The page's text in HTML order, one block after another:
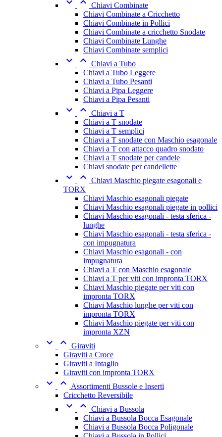
Chiavi Combinate
Chiavi Combinate a Cricchetto
Chiavi Combinate in Pollici
Chiavi Combinate a cricchetto Snodate
Chiavi Combinate Lunghe
Chiavi Combinate semplici
  Chiavi a Tubo
Chiavi a Tubo Leggere
Chiavi a Tubo Pesanti
Chiavi a Pipa Leggere
Chiavi a Pipa Pesanti
  Chiavi a T
Chiavi a T snodate
Chiavi a T semplici
Chiavi a T snodate con Maschio esagonale
Chiavi a T con attacco quadro snodato
Chiavi a T snodate per candele
Chiavi snodate per candellette
  Chiavi Maschio piegate esagonali e
TORX
Chiavi Maschio esagonali piegate
Chiavi Maschio esagonali piegate in pollici
Chiavi Maschio esagonali - testa sferica -
lunghe
Chiavi Maschio esagonali - testa sferica -
con impugnatura
Chiavi Maschio esagonali - con
impugnatura
Chiavi a T con Maschio esagonale
Chiavi a T per viti con impronta TORX
Chiavi Maschio piegate per viti con
impronta TORX
Chiavi Maschio lunghe per viti con
impronta TORX
Chiavi Maschio piegate per viti con
impronta XZN
  Giraviti
Giraviti a Croce
Giraviti a Intaglio
Giraviti con impronta TORX
  Assortimenti Bussole e Inserti
Cricchetto Reversibile
  Chiavi a Bussola
Chiavi a Bussola Bocca Esagonale
Chiavi a Bussola Bocca Poligonale